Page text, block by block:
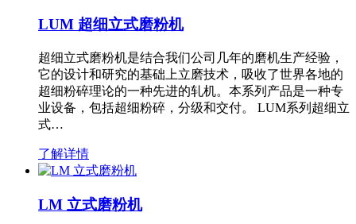
LUM 超细立式磨粉机
超细立式磨粉机是结合我们公司几年的磨机生产经验，
它的设计和研究的基础上立磨技术，吸收了世界各地的
超细粉碎理论的一种先进的轧机。本系列产品是一种专
业设备，包括超细粉碎，分级和交付。 LUM系列超细立
式…
了解详情
LM 立式磨粉机